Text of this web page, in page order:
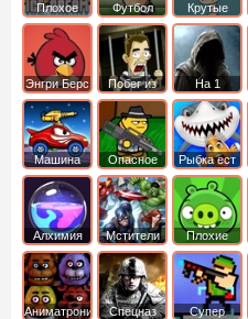
Плохое
мороженое
Футбол
головами
Крутые
Энгри Берс
Побег из
тюрьмы
На 1
Машина
ест
машину
Опасное
оружие
Рыбка ест
рыбку
Алхимия Мстители
Плохие
свинки
Аниматроники Спецназ
Супер